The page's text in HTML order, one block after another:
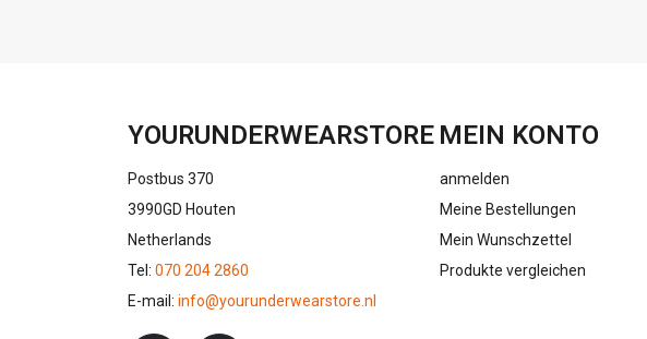
YOURUNDERWEARSTORE
Postbus 370
3990GD Houten
Netherlands
Tel: 070 204 2860
E-mail: info@yourunderwearstore.nl
MEIN KONTO
anmelden
Meine Bestellungen
Mein Wunschzettel
Produkte vergleichen